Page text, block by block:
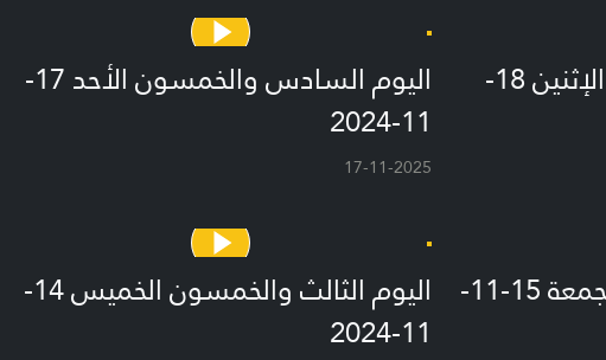
اليوم السابع والخمسون الإثنين 18-
اليوم السادس والخمسون الأحد 17-
11-2024
17-11-2025
اليوم الرابع والخمسون الجمعة 15-11-
اليوم الثالث والخمسون الخميس 14-
11-2024